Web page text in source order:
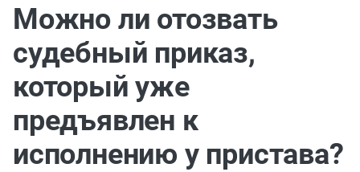
11:31
отношений #новости
Можно ли отозвать
судебный приказ,
который уже
предъявлен к
исполнению у пристава?